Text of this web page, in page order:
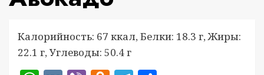
Калорийность: 67 ккал, Белки: 18.3 г, Жиры:
22.1 г, Углеводы: 50.4 г